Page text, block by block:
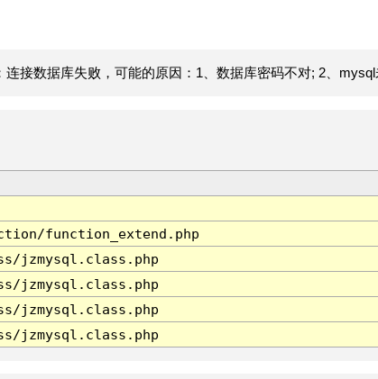
连接数据库失败，可能的原因：1、数据库密码不对; 2、mysql
function_extend.php
jzmysql.class.php
jzmysql.class.php
jzmysql.class.php
jzmysql.class.php